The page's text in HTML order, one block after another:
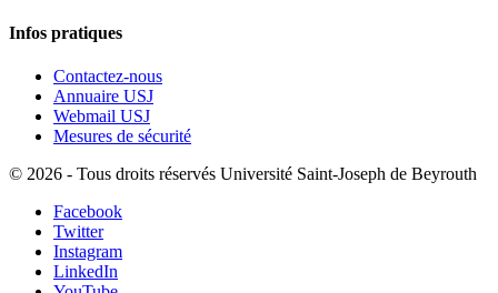
Infos pratiques
Contactez-nous
Annuaire USJ
Webmail USJ
Mesures de sécurité
© 2026 - Tous droits réservés Université Saint-Joseph de Beyrouth
Facebook
Twitter
Instagram
LinkedIn